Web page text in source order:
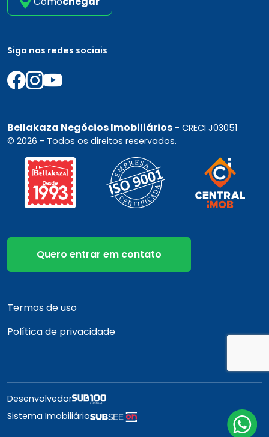
Siga nas redes sociais
Bellakaza Negócios Imobiliários - CRECI J03051
© 2026 - Todos os direitos reservados.
Quero entrar em contato
Termos de uso
Política de privacidade
Desenvolvedor
Sistema Imobiliário